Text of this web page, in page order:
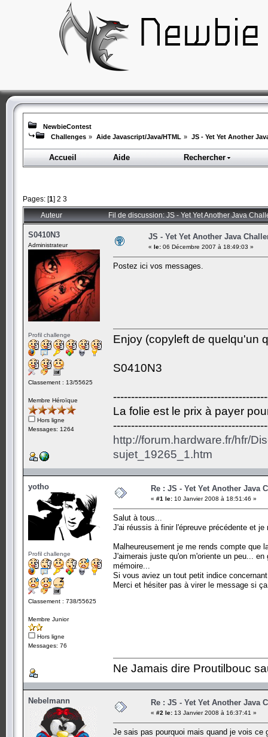
NewbieContest
Challenges » Aide Javascript/Java/HTML » JS - Yet Yet Another
Accueil Aide Rechercher
Pages: [1] 2 3
Auteur Fil de discussion: JS - Yet Yet Another Java
S0410N3
Administrateur
Profil challenge
Classement : 13/55625
Membre Héroïque
Hors ligne
Messages: 1264
JS - Yet Yet Another Java
« le: 06 Décembre 2007 à 18:49:03 »
Postez ici vos messages.
Enjoy (copyleft de quelqu'un
S0410N3
La folie est le prix à payer
http://forum.hardware.fr/hfr/
sujet_19265_1.htm
yotho
Profil challenge
Classement : 738/55625
Membre Junior
Hors ligne
Messages: 76
Re : JS - Yet Yet Another Java
« #1 le: 10 Janvier 2008 à 18:51:46 »
Salut à tous...
J'ai réussis à finir l'épreuve précédente et
Malheureusement je me rends compte que
J'aimerais juste qu'on m'oriente un peu...
mémoire...
Si vous aviez un tout petit indice
Merci et hésiter pas à virer le message si
Ne Jamais dire Proutilbouc
Nebelmann Re : JS - Yet Yet Another Java
« #2 le: 13 Janvier 2008 à 16:37:41 »
Je sais pas pourquoi mais quand je vois ce